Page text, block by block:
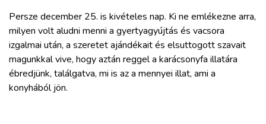
Persze december 25. is kivételes nap. Ki ne emlékezne arra,
milyen volt aludni menni a gyertyagyújtás és vacsora
izgalmai után, a szeretet ajándékait és elsuttogott szavait
magunkkal vive, hogy aztán reggel a karácsonyfa illatára
ébredjünk, találgatva, mi is az a mennyei illat, ami a
konyhából jön.